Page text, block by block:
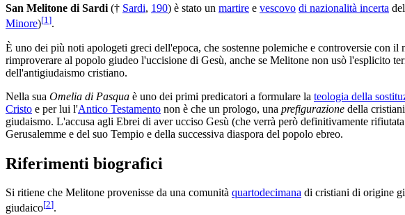
San Melitone di Sardi († Sardi, 190) è stato un martire e vescovo di nazionalità incerta
Minore)[1].
È uno dei più noti apologeti greci dell'epoca, che sostenne polemiche e controversie con il
rimproverare al popolo giudeo l'uccisione di Gesù, anche se Melitone non usò l'esplicito
dell'antigiudaismo cristiano.
Nella sua Omelia di Pasqua è uno dei primi predicatori a formulare la teologia della
Cristo e per lui l'Antico Testamento non è che un prologo, una prefigurazione della
giudaismo. L'accusa agli Ebrei di aver ucciso Gesù (che verrà però definitivamente
Gerusalemme e del suo Tempio e della successiva diaspora del popolo ebreo.
Riferimenti biografici
Si ritiene che Melitone provenisse da una comunità quartodecimana di cristiani di origine
giudaico[2].